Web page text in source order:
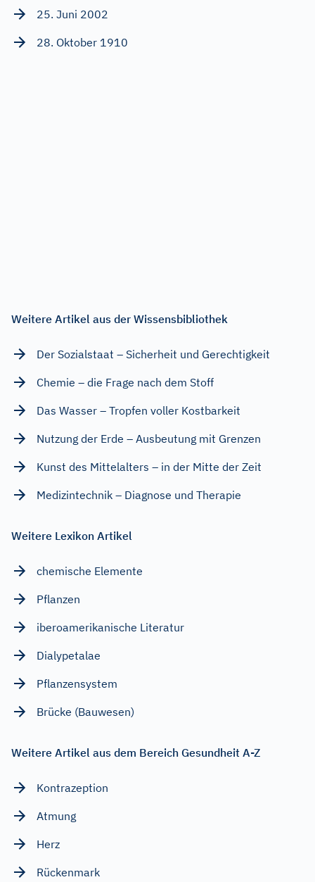
25. Juni 2002
28. Oktober 1910
Weitere Artikel aus der Wissensbibliothek
Der Sozialstaat – Sicherheit und Gerechtigkeit
Chemie – die Frage nach dem Stoff
Das Wasser – Tropfen voller Kostbarkeit
Nutzung der Erde – Ausbeutung mit Grenzen
Kunst des Mittelalters – in der Mitte der Zeit
Medizintechnik – Diagnose und Therapie
Weitere Lexikon Artikel
chemische Elemente
Pflanzen
iberoamerikanische Literatur
Dialypetalae
Pflanzensystem
Brücke (Bauwesen)
Weitere Artikel aus dem Bereich Gesundheit A-Z
Kontrazeption
Atmung
Herz
Rückenmark